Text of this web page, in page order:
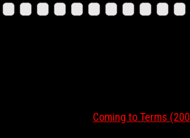
Coming to Terms (2000)